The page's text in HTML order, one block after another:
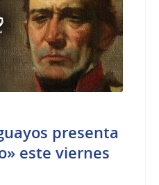
presenta
este viernes